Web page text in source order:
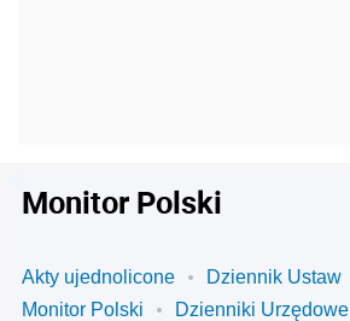
Monitor Polski
Akty ujednolicone
Dziennik Ustaw
Monitor Polski
Dzienniki Urzędowe